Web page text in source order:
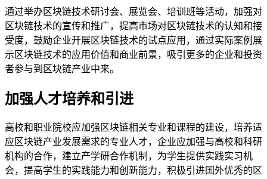
通过举办区块链技术研讨会、展览会、培训班等活动，加强对
区块链技术的宣传和推广，提高市场对区块链技术的认知和接
受度，鼓励企业开展区块链技术的试点应用，通过实际案例展
示区块链技术的应用价值和商业前景，吸引更多的企业和投资
者参与到区块链产业中来。
加强人才培养和引进
高校和职业院校应加强区块链相关专业和课程的建设，培养适
应区块链产业发展需求的专业人才，企业应加强与高校和科研
机构的合作，建立产学研合作机制，为学生提供实践实习机
会，提高学生的实践能力和创新能力，积极引进国外优秀的区